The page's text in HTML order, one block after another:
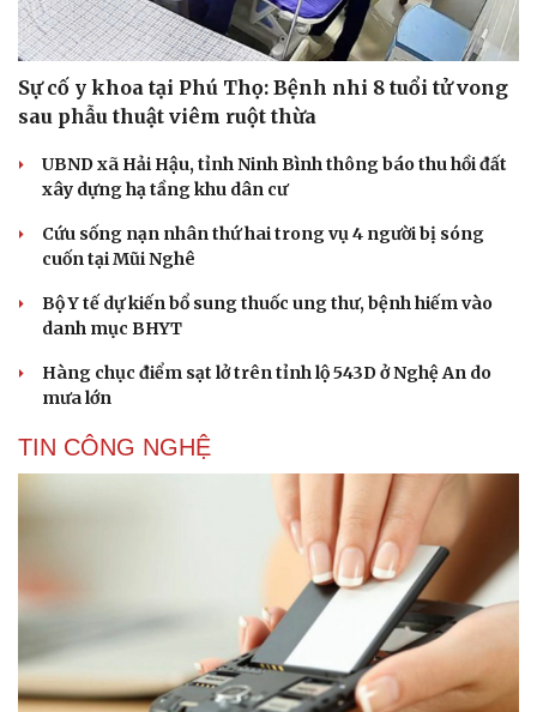
Cải chính
Sự cố y khoa tại Phú Thọ: Bệnh nhi 8 tuổi tử vong
sau phẫu thuật viêm ruột thừa
UBND xã Hải Hậu, tỉnh Ninh Bình thông báo thu hồi đất
xây dựng hạ tầng khu dân cư
Cứu sống nạn nhân thứ hai trong vụ 4 người bị sóng
cuốn tại Mũi Nghê
Bộ Y tế dự kiến bổ sung thuốc ung thư, bệnh hiếm vào
danh mục BHYT
Hàng chục điểm sạt lở trên tỉnh lộ 543D ở Nghệ An do
mưa lớn
TIN CÔNG NGHỆ